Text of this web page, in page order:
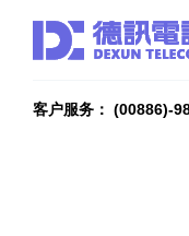
客户服务： (00886)-